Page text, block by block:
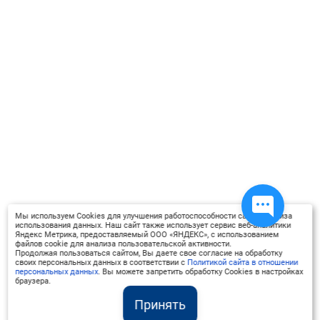
поскольку жить среди людей -
значит постоянно искать новые
решения
- отличное владение устной и
письменной речью для успешного
взаимодействия с окружающими
- отличное владение
информационными технологиями
Принять
Мы используем Cookies для улучшения работоспособности сайта, анализа
использования данных. Наш сайт также использует сервис веб-аналитики
Яндекс Метрика, предоставляемый ООО «ЯНДЕКС», с использованием
файлов cookie для анализа пользовательской активности.
Продолжая пользоваться сайтом, Вы даете свое согласие на обработку
своих персональных данных в соответствии с Политикой сайта в отношении
персональных данных. Вы можете запретить обработку Cookies в настройках
браузера.